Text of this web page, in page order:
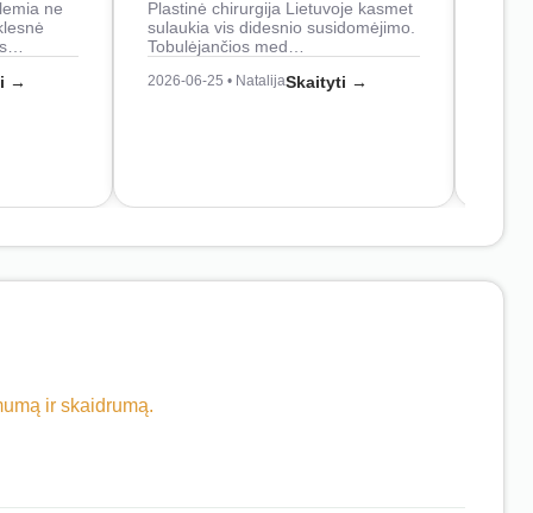
ne
→
Plastinė chirurgija Lietuvoje kasmet
sulaukia vis didesnio susidomėjimo.
Tobulėjančios med…
2026-06-25 • NatalijaSkaityti →
ir skaidrumą.